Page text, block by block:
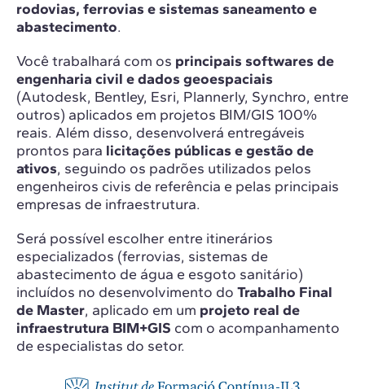
rodovias, ferrovias e sistemas saneamento e
abastecimento.
Você trabalhará com os principais softwares de
engenharia civil e dados geoespaciais
(Autodesk, Bentley, Esri, Plannerly, Synchro, entre
outros) aplicados em projetos BIM/GIS 100%
reais. Além disso, desenvolverá entregáveis
prontos para licitações públicas e gestão de
ativos, seguindo os padrões utilizados pelos
engenheiros civis de referência e pelas principais
empresas de infraestrutura.
Será possível escolher entre itinerários
especializados (ferrovias, sistemas de
abastecimento de água e esgoto sanitário)
incluídos no desenvolvimento do Trabalho Final
de Master, aplicado em um projeto real de
infraestrutura BIM+GIS com o acompanhamento
de especialistas do setor.